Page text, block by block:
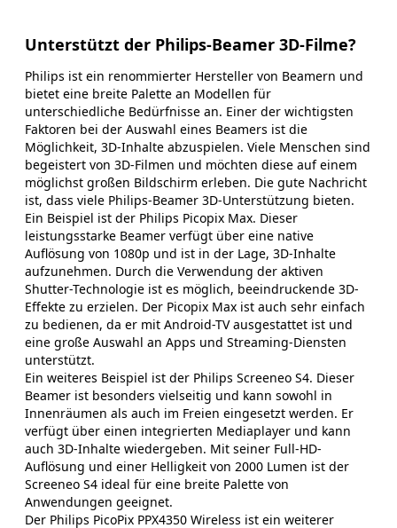
Unterstützt der Philips-Beamer 3D-Filme?
Philips ist ein renommierter Hersteller von Beamern und
bietet eine breite Palette an Modellen für
unterschiedliche Bedürfnisse an. Einer der wichtigsten
Faktoren bei der Auswahl eines Beamers ist die
Möglichkeit, 3D-Inhalte abzuspielen. Viele Menschen sind
begeistert von 3D-Filmen und möchten diese auf einem
möglichst großen Bildschirm erleben. Die gute Nachricht
ist, dass viele Philips-Beamer 3D-Unterstützung bieten.
Ein Beispiel ist der Philips Picopix Max. Dieser
leistungsstarke Beamer verfügt über eine native
Auflösung von 1080p und ist in der Lage, 3D-Inhalte
aufzunehmen. Durch die Verwendung der aktiven
Shutter-Technologie ist es möglich, beeindruckende 3D-
Effekte zu erzielen. Der Picopix Max ist auch sehr einfach
zu bedienen, da er mit Android-TV ausgestattet ist und
eine große Auswahl an Apps und Streaming-Diensten
unterstützt.
Ein weiteres Beispiel ist der Philips Screeneo S4. Dieser
Beamer ist besonders vielseitig und kann sowohl in
Innenräumen als auch im Freien eingesetzt werden. Er
verfügt über einen integrierten Mediaplayer und kann
auch 3D-Inhalte wiedergeben. Mit seiner Full-HD-
Auflösung und einer Helligkeit von 2000 Lumen ist der
Screeneo S4 ideal für eine breite Palette von
Anwendungen geeignet.
Der Philips PicoPix PPX4350 Wireless ist ein weiterer